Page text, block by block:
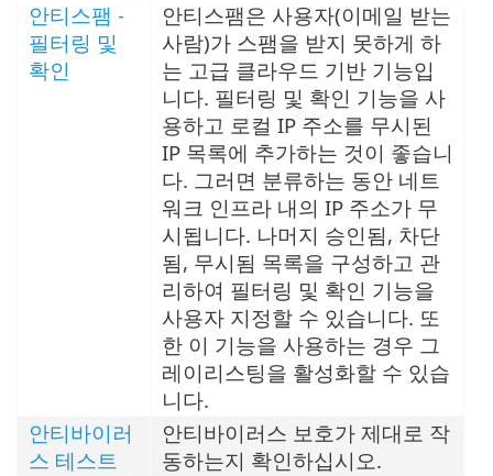
안티스팸 -
필터링 및
확인
안티스팸은 사용자(이메일 받는
사람)가 스팸을 받지 못하게 하
는 고급 클라우드 기반 기능입
니다. 필터링 및 확인 기능을 사
용하고 로컬 IP 주소를 무시된
IP 목록에 추가하는 것이 좋습니
다. 그러면 분류하는 동안 네트
워크 인프라 내의 IP 주소가 무
시됩니다. 나머지 승인됨, 차단
됨, 무시됨 목록을 구성하고 관
리하여 필터링 및 확인 기능을
사용자 지정할 수 있습니다. 또
한 이 기능을 사용하는 경우 그
레이리스팅을 활성화할 수 있습
니다.
안티바이러
스 테스트
안티바이러스 보호가 제대로 작
동하는지 확인하십시오.